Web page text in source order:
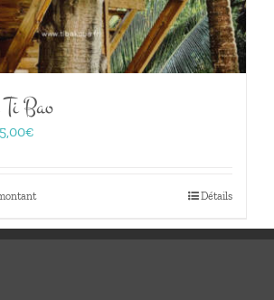
Bao
€
à
Détails